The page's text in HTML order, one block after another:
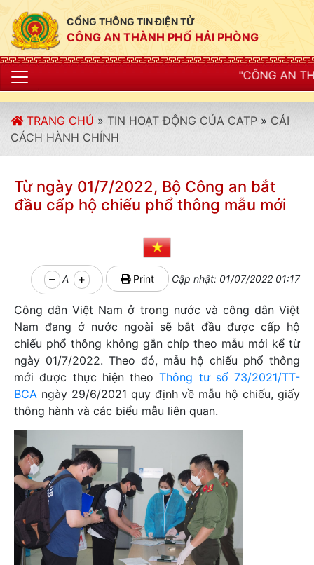
CỔNG THÔNG TIN ĐIỆN TỬ
CÔNG AN THÀNH PHỐ HẢI PHÒNG
"CÔNG AN THÀNH PHỐ HẢI
TRANG CHỦ » TIN HOẠT ĐỘNG CỦA CATP » CẢI
CÁCH HÀNH CHÍNH
Từ ngày 01/7/2022, Bộ Công an bắt
đầu cấp hộ chiếu phổ thông mẫu mới
A Print Cập nhật: 01/07/2022 01:17
Công dân Việt Nam ở trong nước và công dân Việt
Nam đang ở nước ngoài sẽ bắt đầu được cấp hộ
chiếu phổ thông không gắn chíp theo mẫu mới kể từ
ngày 01/7/2022. Theo đó, mẫu hộ chiếu phổ thông
mới được thực hiện theoThông tư số 73/2021/TT-
BCA ngày 29/6/2021 quy định về mẫu hộ chiếu, giấy
thông hành và các biểu mẫu liên quan.